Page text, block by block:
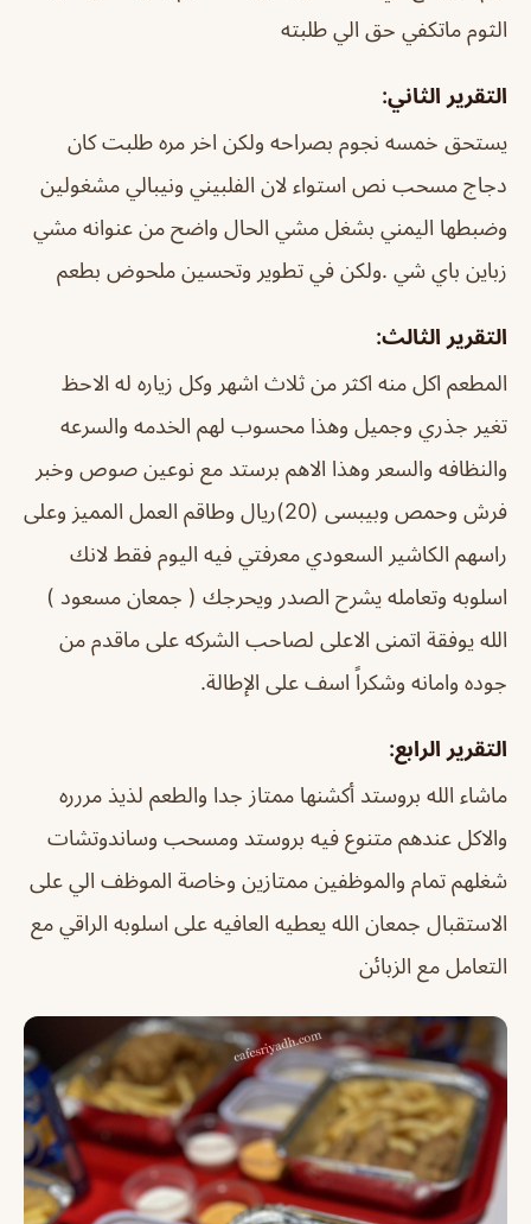
الثوم ماتكفي حق الي طلبته
التقرير الثاني:
يستحق خمسه نجوم بصراحه ولكن اخر مره طلبت كان
دجاج مسحب نص استواء لان الفلبيني ونيبالي مشغولين
وضبطها اليمني بشغل مشي الحال واضح من عنوانه مشي
زباين باي شي .ولكن في تطوير وتحسين ملحوض بطعم
التقرير الثالث:
المطعم اكل منه اكثر من ثلاث اشهر وكل زياره له الاحظ
تغير جذري وجميل وهذا محسوب لهم الخدمه والسرعه
والنظافه والسعر وهذا الاهم برستد مع نوعين صوص وخبر
فرش وحمص وبيبسى (20)ريال وطاقم العمل المميز وعلى
راسهم الكاشير السعودي معرفتي فيه اليوم فقط لانك
اسلوبه وتعامله يشرح الصدر ويحرجك ( جمعان مسعود )
الله يوفقة اتمنى الاعلى لصاحب الشركه على ماقدم من
جوده وامانه وشكراً اسف على الإطالة.
التقرير الرابع:
ماشاء الله بروستد أكشنها ممتاز جدا والطعم لذيذ مررره
والاكل عندهم متنوع فيه بروستد ومسحب وساندوتشات
شغلهم تمام والموظفين ممتازين وخاصة الموظف الي على
الاستقبال جمعان الله يعطيه العافيه على اسلوبه الراقي مع
التعامل مع الزبائن